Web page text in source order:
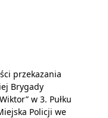
przekazania
Brygady
w 3. Pułku
Policji we